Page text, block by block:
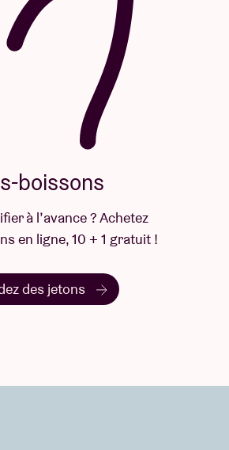
boissons
à l’avance ? Achetez
en ligne, 10 + 1 gratuit !
des jetons